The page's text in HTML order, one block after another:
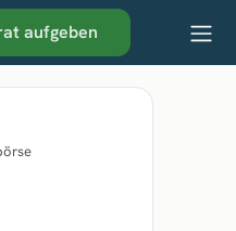
aufgeben